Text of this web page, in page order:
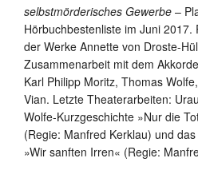
selbstmörderisches Gewerbe –
Hörbuchbestenliste im Juni
der Werke Annette von Droste-
Zusammenarbeit mit dem
Karl Philipp Moritz, Thomas
Vian. Letzte Theaterarbeiten:
Wolfe-Kurzgeschichte »Nur die
(Regie: Manfred Kerklau) und
»Wir sanften Irren« (Regie: